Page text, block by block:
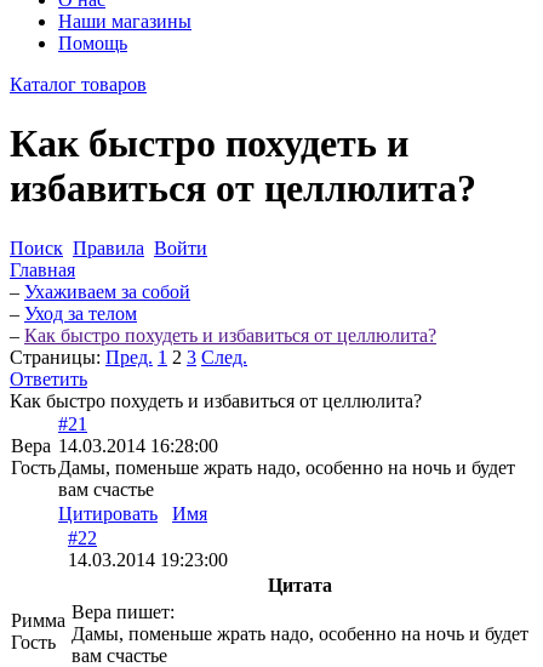
Наши магазины
Помощь
Каталог товаров
Как быстро похудеть и
избавиться от целлюлита?
Поиск Правила Войти
Главная
– Ухаживаем за собой
– Уход за телом
– Как быстро похудеть и избавиться от целлюлита?
Страницы: Пред. 1 2 3 След.
Ответить
Как быстро похудеть и избавиться от целлюлита?
Вера
Гость
#21
14.03.2014 16:28:00
Дамы, поменьше жрать надо, особенно на ночь и будет
вам счастье
Цитировать
Имя
Римма
Гость
#22
14.03.2014 19:23:00
Цитата
Вера пишет:
Дамы, поменьше жрать надо, особенно на ночь и будет
вам счастье